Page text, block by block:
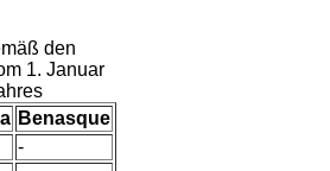
den
1. Januar
Benasque
-